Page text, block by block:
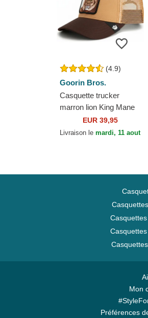
(4.9)
Goorin Bros.
Casquette trucker
marron lion King Mane
Man The Farm Goorin
Bros.
EUR 39,95
Livraison lemardi, 11 aout
Mon
Préférences